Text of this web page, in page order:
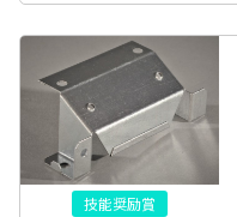
技能奨励賞